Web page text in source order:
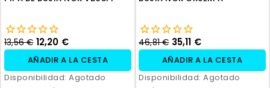
13,56 € 12,20 €
AÑADIR A LA CESTA
Disponibilidad: Agotado
46,81 € 35,11 €
AÑADIR A LA CESTA
Disponibilidad: Agotado